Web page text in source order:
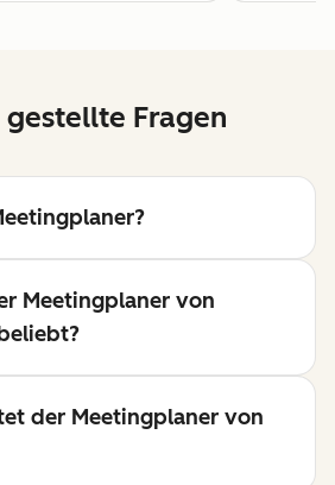
gestellte Fragen
Meetingplaner von
der Meetingplaner von